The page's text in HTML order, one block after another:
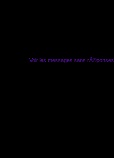
Voir les messages sans rÃ©ponses